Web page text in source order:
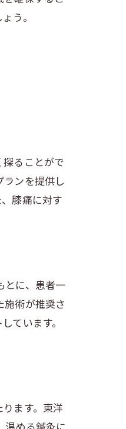
う。
ることがで
ンを提供し
膝痛に対す
とに、患者一
術が推奨さ
ています。
ます。東洋